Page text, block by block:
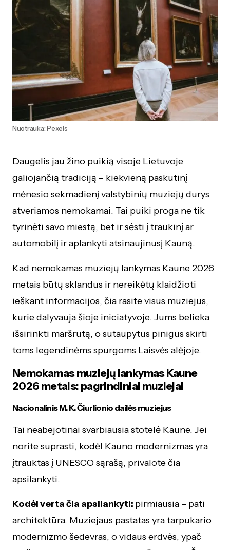
Nuotrauka: Pexels
Daugelis jau žino puikią visoje Lietuvoje
galiojančią tradiciją – kiekvieną paskutinį
mėnesio sekmadienį valstybinių muziejų durys
atveriamos nemokamai. Tai puiki proga ne tik
tyrinėti savo miestą, bet ir sėsti į traukinį ar
automobilį ir aplankyti atsinaujinusį Kauną.
Kad nemokamas muziejų lankymas Kaune 2026
metais būtų sklandus ir nereikėtų klaidžioti
ieškant informacijos, čia rasite visus muziejus,
kurie dalyvauja šioje iniciatyvoje. Jums belieka
išsirinkti maršrutą, o sutaupytus pinigus skirti
toms legendinėms spurgoms Laisvės alėjoje.
Nemokamas muziejų lankymas Kaune
2026 metais: pagrindiniai muziejai
Nacionalinis M. K. Čiurlionio dailės muziejus
Tai neabejotinai svarbiausia stotelė Kaune. Jei
norite suprasti, kodėl Kauno modernizmas yra
įtrauktas į UNESCO sąrašą, privalote čia
apsilankyti.
Kodėl verta čia apsilankyti: pirmiausia – pati
architektūra. Muziejaus pastatas yra tarpukario
modernizmo šedevras, o vidaus erdvės, ypač